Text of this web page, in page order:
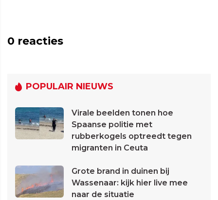
0 reacties
POPULAIR NIEUWS
Virale beelden tonen hoe
Spaanse politie met
rubberkogels optreedt tegen
migranten in Ceuta
Grote brand in duinen bij
Wassenaar: kijk hier live mee
naar de situatie